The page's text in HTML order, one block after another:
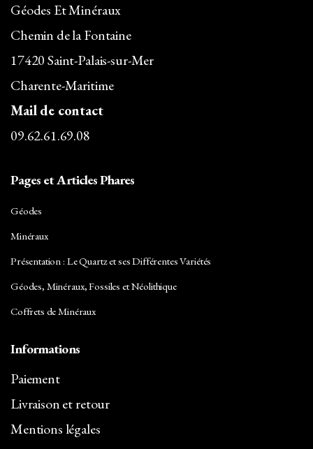
Géodes Et Minéraux
Chemin de la Fontaine
17420 Saint-Palais-sur-Mer
Charente-Maritime
Mail de contact
09.62.61.69.08
Pages et Articles Phares
Géodes
Minéraux
Présentation : Le Quartz et ses Différentes Variétés
Géodes, Minéraux, Fossiles et Néolithique
Coffrets de Minéraux
Informations
Paiement
Livraison et retour
Mentions légales